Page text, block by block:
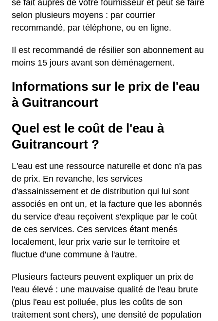
se fait auprès de votre fournisseur et peut se faire
selon plusieurs moyens : par courrier
recommandé, par téléphone, ou en ligne.
Il est recommandé de résilier son abonnement au
moins 15 jours avant son déménagement.
Informations sur le prix de l'eau
à Guitrancourt
Quel est le coût de l'eau à
Guitrancourt ?
L'eau est une ressource naturelle et donc n'a pas
de prix. En revanche, les services
d'assainissement et de distribution qui lui sont
associés en ont un, et la facture que les abonnés
du service d'eau reçoivent s'explique par le coût
de ces services. Ces services étant menés
localement, leur prix varie sur le territoire et
fluctue d'une commune à l'autre.
Plusieurs facteurs peuvent expliquer un prix de
l'eau élevé : une mauvaise qualité de l'eau brute
(plus l'eau est polluée, plus les coûts de son
traitement sont chers), une densité de population